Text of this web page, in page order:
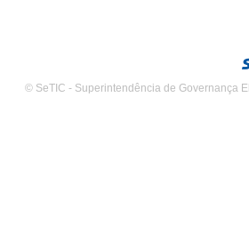
© SeTIC - Superintendência de Governança